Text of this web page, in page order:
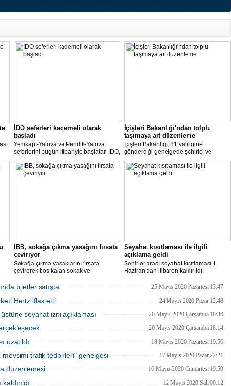
İDO seferleri kademeli olarak
başladı
Yenikapı-Yalova ve Pendik-Yalova
seferlerini bugün itibariyle başlatan İDO,
2 haziran itibariyle de bünyesinde
seferlerini kademeli olarak başlatacak.
İçişleri Bakanlığı'ndan tolplu
taşımaya ait düzenleme
İçişleri Bakanlığı, 81 valiliğine
gönderdiği genelgede şehiriçi ve
şehirlerarası yolcu taşımacılığında
yüzde 50 kapasite kullanma
zorunluluğunu kaldırdı.
İBB, sokağa çıkma yasağını fırsata
çeviriyor
Sokağa çıkma yasaklarını fırsata
çevirerek boş kalan sokak ve
yakalayan İBB, bu hafta sonu, şimdiye
kadarki en yüksek sayıdaki personeliyle
iş başında olacak.
Seyahat kısıtlaması ile ilgili
açıklama geldi
Şehirler arası seyahat kısıtlaması 1
Haziran’dan itibaren kaldırıldı.
bazı şehirler için seyahat kısıtlaması
biletler satışta 25 Mayıs 2020 Pazartesi 13:47
Hertz iflas etti 24 Mayıs 2020 Pazar 12:48
seyahat izni açıklaması 20 Mayıs 2020 Çarşamba 18:30
20 Mayıs 2020 Çarşamba 18:14
uzatıldı 18 Mayıs 2020 Pazartesi 19:56
mevsimi trafik tedbirleri" genelgesi 17 Mayıs 2020 Pazar 22:21
düzenlemesi 16 Mayıs 2020 Cumartesi 19:50
12 Mayıs 2020 Salı 00:12